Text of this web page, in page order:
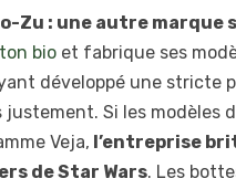
Zu : une autre marque
bio et fabrique ses
développé une stricte
Si les modèles
Veja, l’entreprise
de Star Wars. Les